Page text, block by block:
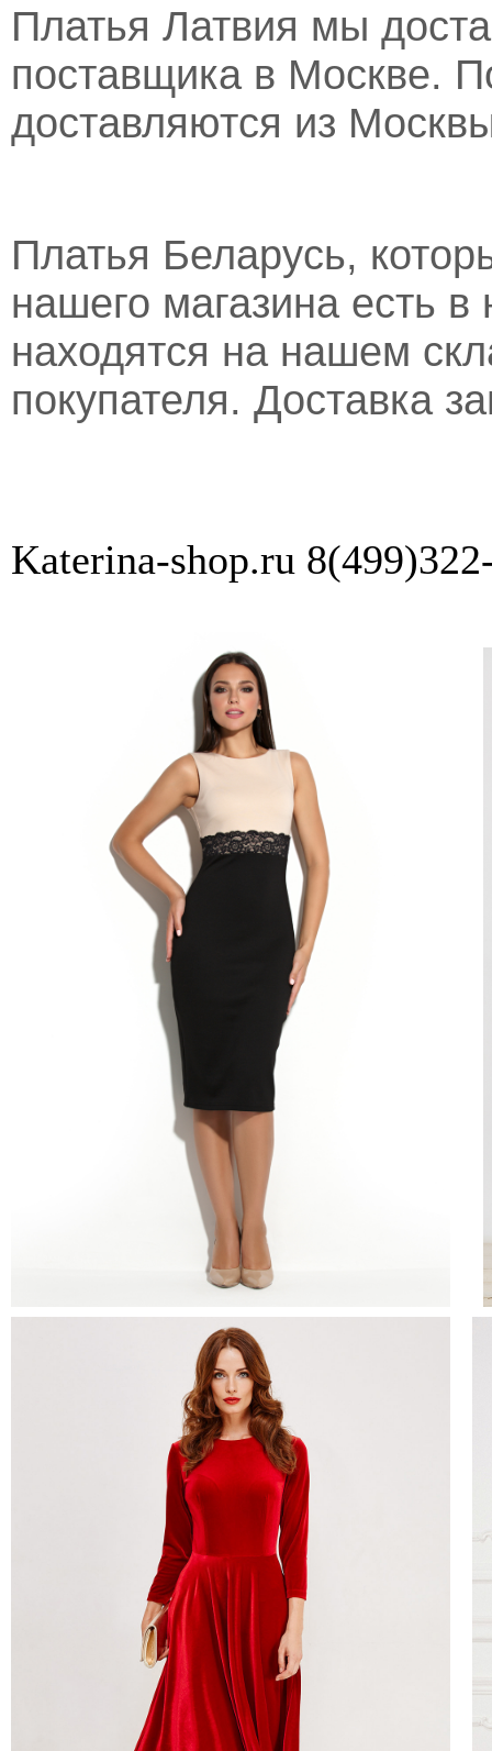
Платья Латвия мы
поставщика в Москве.
доставляются из
Платья Беларусь,
нашего магазина есть
находятся на нашем
покупателя. Доставка
Katerina-shop.ru